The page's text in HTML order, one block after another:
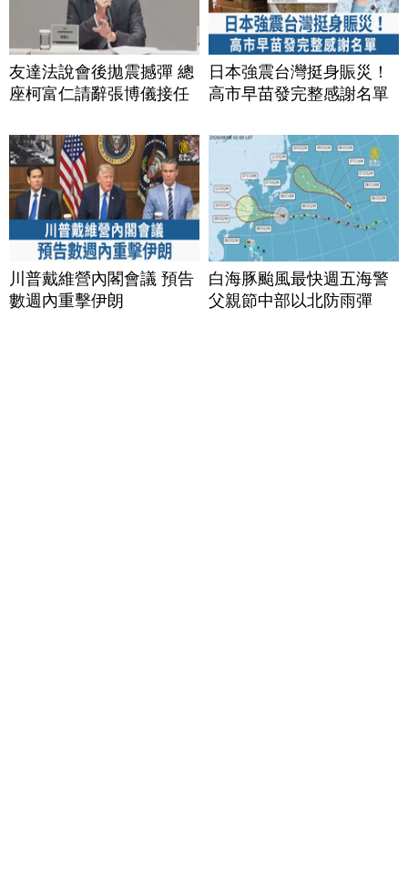
友達法說會後拋震撼彈 總
座柯富仁請辭張博儀接任
日本強震台灣挺身賑災！
高市早苗發完整感謝名單
川普戴維營內閣會議 預告
數週內重擊伊朗
白海豚颱風最快週五海警
父親節中部以北防雨彈